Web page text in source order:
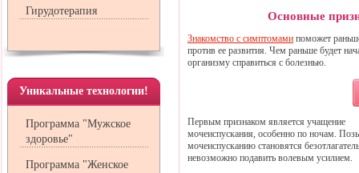
Гирудотерапия
Уникальные технологии!
Программа "Мужское
здоровье"
Программа "Женское
Основные
Знакомство с симптомами поможет
против ее развития. Чем раньше будет
организму справиться с болезнью.
Первым признаком является учащение
мочеиспускания, особенно по ночам.
мочеиспусканию становятся
невозможно подавить волевым усилием.